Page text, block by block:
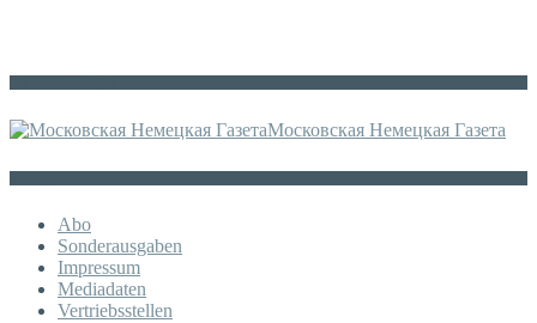
Московская Немецкая Газета
Abo
Sonderausgaben
Impressum
Mediadaten
Vertriebsstellen